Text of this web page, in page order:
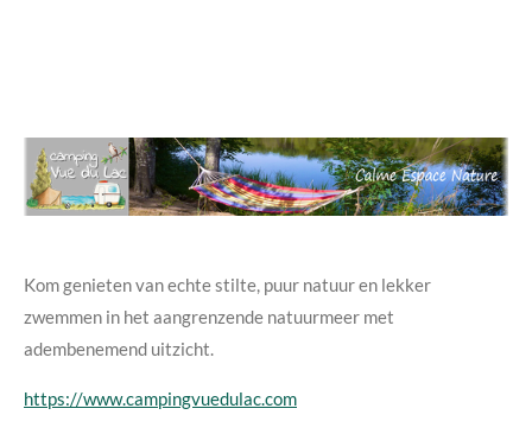
Kom genieten van echte stilte, puur natuur en lekker
zwemmen in het aangrenzende natuurmeer met
adembenemend uitzicht.
https://www.campingvuedulac.com